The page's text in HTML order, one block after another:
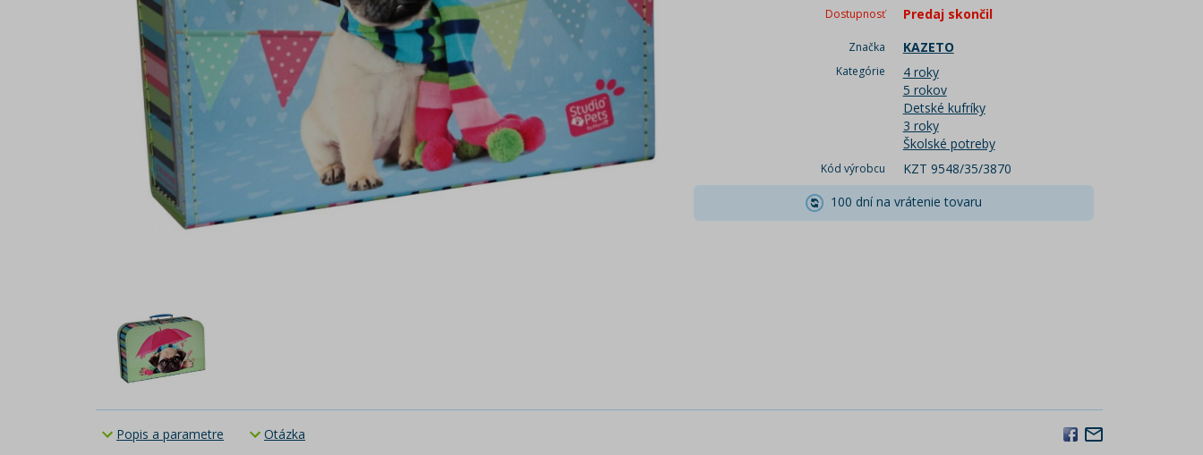
Dostupnosť Predaj skončil
Značka KAZETO
Kategórie
4 roky
5 rokov
Detské kufríky
3 roky
Školské potreby
Kód výrobcu
KZT 9548/35/3870
100 dní na vrátenie tovaru
Popis a parametre Otázka